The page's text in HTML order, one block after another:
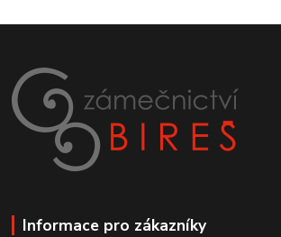
Informace pro zákazníky